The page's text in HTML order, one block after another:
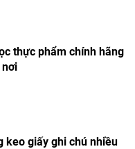
thực phẩm chính hãng
nơi
keo giấy ghi chú nhiều